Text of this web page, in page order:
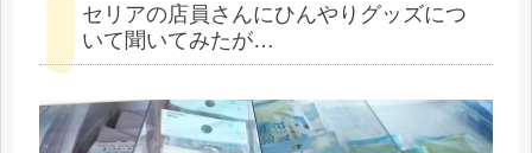
セリアの店員さんにひんやりグッズにつ
いて聞いてみたが…